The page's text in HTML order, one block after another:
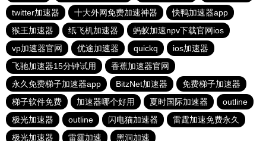
twitter加速器
十大外网免费加速神器
快鸭加速器app
猴王加速器
纸飞机加速器
蚂蚁加速npv下载官网ios
vp加速器官网
优途加速器 quickq
ios加速器
飞驰加速器15分钟试用
香蕉加速器官网
永久免费梯子加速器app
BitzNet加速器
免费梯子加速器
梯子软件免费
加速器哪个好用 夏时国际加速器
outline
极光加速器
outline 闪电猫加速器
雷霆加速免费永久
极光加速器
雷霆加速 黑洞加速